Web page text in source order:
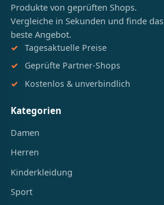
Produkte von geprüften Shops.
Vergleiche in Sekunden und finde das
beste Angebot.
Tagesaktuelle Preise
Geprüfte Partner-Shops
Kostenlos & unverbindlich
Kategorien
Damen
Herren
Kinderkleidung
Sport